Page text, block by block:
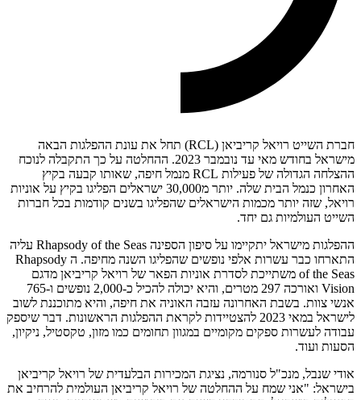
חברת השייט רויאל קריביאן (RCL) תחל את עונת ההפלגות הבאה
מישראל בחודש מאי עד נובמבר 2023. ההחלטה על כך התקבלה לנוכח
ההצלחה הגדולה של פעילות RCL מנמל חיפה, שאותו קבעה בקיץ
האחרון כנמל הבית שלה. יותר מ30,000 ישראלים הפליגו בקיץ על אוניות
רויאל, שזה יותר מכמות הישראלים שהפליגו בשנים קודמות בכל חברות
השייט העולמיות גם יחד.
ההפלגות מישראל יתקיימו על סיפון הספינה Rhapsody of the Seas עליה
התארחו כבר עשרות אלפי נופשים שהפליגו השנה מחיפה. ה Rhapsody
of the Seas משתייכת לסדרת אוניות הפאר של רויאל קריביאן מדגם
Vision ואורכה 297 מטרים, והיא יכולה להכיל כ-2,000 נופשים ו-765
אנשי צוות. בשבת האחרונה עזבה האוניה את חיפה, והיא מתוכננת לשוב
לישראל במאי 2023 להצטיידות לקראת ההפלגות הראשונות. דבר שיספק
עבודה לעשרות ספקים מקומיים במגוון תחומים כמו מזון, טקסטיל, ניקיון,
הסעות ועוד.
אודי שנבל, מנכ"ל סנורמה, נציגת המכירות הבלעדית של רויאל קריביאן
בישראל: "אני שמח על ההחלטה של רויאל קריביאן העולמית להרחיב את